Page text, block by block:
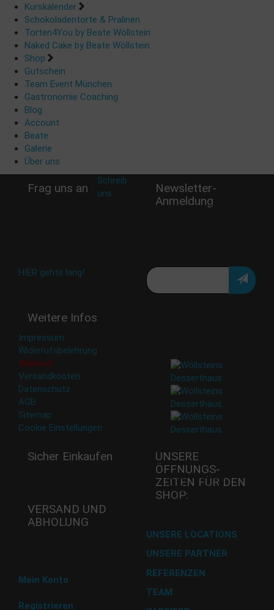
Kurskalender
Schokoladentorte & Pralinen
Torten4You by Beate Wöllstein
Naked Cake by Beate Wöllstein
Shop
Gutschein
Team Event München
Gastronomie Coaching
Blog
Account
Beate
Galerie
Über uns
Frag uns an
Schreib
uns
HIER gehts lang!
Weitere Infos
Impressum
Widerrufsbelehrung
Widerruf
Versandkosten
Datenschutz
AGB
Sitemap
Cookie Einstellungen
Newsletter-
Anmeldung
Verpasse keine Rabatt-
Sicher Einkaufen
VERSAND UND
ABHOLUNG
Versand mit DHL
Mein Konto
Registrieren
UNSERE
ÖFFNUNGS­
ZEITEN FÜR DEN
SHOP:
Mi - 11:00-17:00 Uhr
Do -11:00-17:00 Uhr
Fr - 11:00-17:00 Uhr
UNSERE LOCATIONS
UNSERE PARTNER
REFERENZEN
TEAM